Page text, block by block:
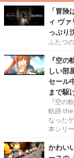
「冒
ィ ヴ
っぷり
ふたつ
『空
しい部
セール
まで駆
『空の
軌跡
なった
本シリ
かわい